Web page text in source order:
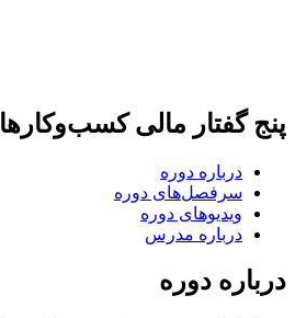
پنج گفتار مالی کسب‌و‌کارها
درباره دوره
سرفصل‌های دوره
ویدیوهای دوره
درباره مدرس
درباره دوره